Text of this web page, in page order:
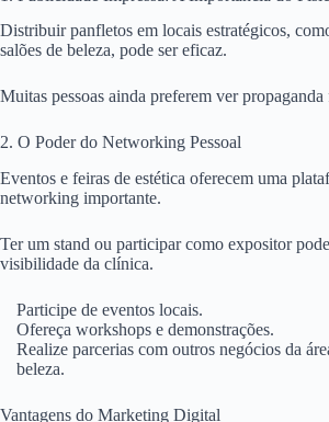
Distribuir panfletos em locais estratégicos,
salões de beleza, pode ser eficaz.
Muitas pessoas ainda preferem ver propaganda
2. O Poder do Networking Pessoal
Eventos e feiras de estética oferecem uma
networking importante.
Ter um stand ou participar como expositor
visibilidade da clínica.
Participe de eventos locais.
Ofereça workshops e demonstrações.
Realize parcerias com outros negócios da
beleza.
Vantagens do Marketing Digital